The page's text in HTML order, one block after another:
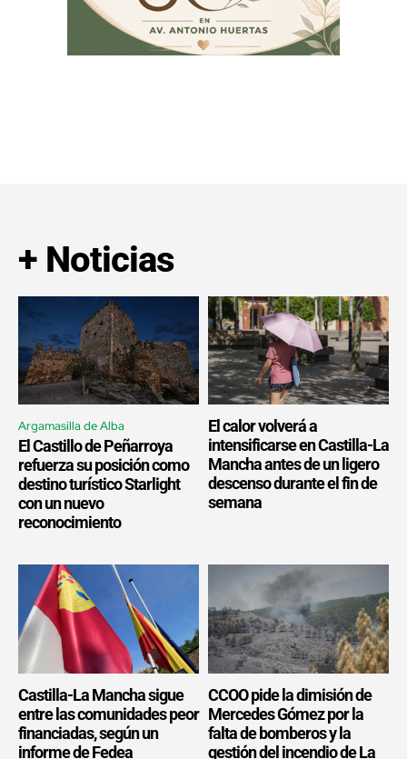
+ Noticias
Argamasilla de Alba
El Castillo de Peñarroya
refuerza su posición como
destino turístico Starlight
con un nuevo
reconocimiento
El calor volverá a
intensificarse en Castilla-La
Mancha antes de un ligero
descenso durante el fin de
semana
Castilla-La Mancha sigue
entre las comunidades peor
financiadas, según un
informe de Fedea
CCOO pide la dimisión de
Mercedes Gómez por la
falta de bomberos y la
gestión del incendio de La